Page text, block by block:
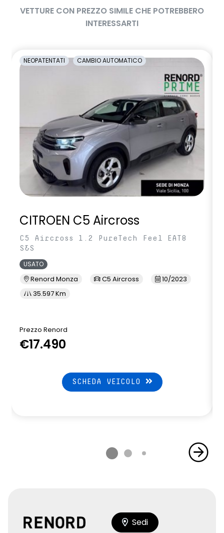
VETTURE CON PREZZO SIMILE CHE POTREBBERO
INTERESSARTI
NEOPATENTATI CAMBIO AUTOMATICO
CITROEN C5 Aircross
C5 Aircross 1.2 PureTech Feel EAT8
S&S
USATO
Renord Monza C5 Aircross
10/2023
35.597 Km
Prezzo Renord
€17.490
SCHEDA VEICOLO
Sedi